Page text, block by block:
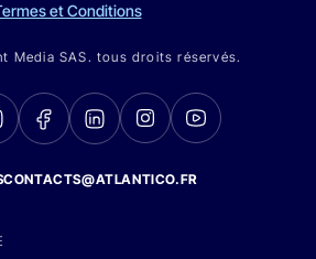
et Conditions
Media SAS. tous droits réservés.